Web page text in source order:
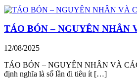
TÁO BÓN – NGUYÊN NHÂN
12/08/2025
TÁO BÓN – NGUYÊN NHÂN VÀ
định nghĩa là số lần đi tiêu ít […]